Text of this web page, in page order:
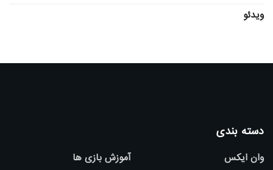
ویدئو
دسته بندی
وان ایکس
آموزش بازی ها